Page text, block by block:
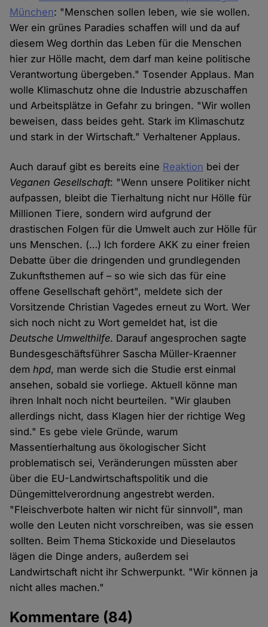
München: "Menschen sollen leben, wie sie wollen.
Wer ein grünes Paradies schaffen will und da auf
diesem Weg dorthin das Leben für die Menschen
hier zur Hölle macht, dem darf man keine politische
Verantwortung übergeben." Tosender Applaus. Man
wolle Klimaschutz ohne die Industrie abzuschaffen
und Arbeitsplätze in Gefahr zu bringen. "Wir wollen
beweisen, dass beides geht. Stark im Klimaschutz
und stark in der Wirtschaft." Verhaltener Applaus.
Auch darauf gibt es bereits eine Reaktion bei der
Veganen Gesellschaft: "Wenn unsere Politiker nicht
aufpassen, bleibt die Tierhaltung nicht nur Hölle für
Millionen Tiere, sondern wird aufgrund der
drastischen Folgen für die Umwelt auch zur Hölle für
uns Menschen. (…) Ich fordere AKK zu einer freien
Debatte über die dringenden und grundlegenden
Zukunftsthemen auf – so wie sich das für eine
offene Gesellschaft gehört", meldete sich der
Vorsitzende Christian Vagedes erneut zu Wort. Wer
sich noch nicht zu Wort gemeldet hat, ist die
Deutsche Umwelthilfe. Darauf angesprochen sagte
Bundesgeschäftsführer Sascha Müller-Kraenner
demhpd, man werde sich die Studie erst einmal
ansehen, sobald sie vorliege. Aktuell könne man
ihren Inhalt noch nicht beurteilen. "Wir glauben
allerdings nicht, dass Klagen hier der richtige Weg
sind." Es gebe viele Gründe, warum
Massentierhaltung aus ökologischer Sicht
problematisch sei, Veränderungen müssten aber
über die EU-Landwirtschaftspolitik und die
Düngemittelverordnung angestrebt werden.
"Fleischverbote halten wir nicht für sinnvoll", man
wolle den Leuten nicht vorschreiben, was sie essen
sollten. Beim Thema Stickoxide und Dieselautos
lägen die Dinge anders, außerdem sei
Landwirtschaft nicht ihr Schwerpunkt. "Wir können ja
nicht alles machen."
Kommentare (84)